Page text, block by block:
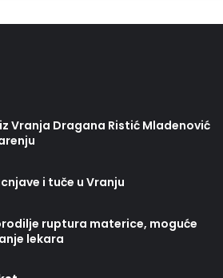
Vranja Dragana Ristić Mladenović
i tuče u Vranju
ruptura materice, moguće
lekara